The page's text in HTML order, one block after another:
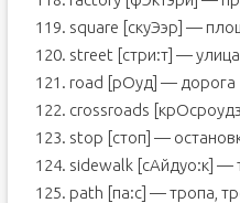
119. square [скуЭэр] —
120. street [стри:т] — улица
121. road [рОуд] — дорога
122. crossroads
123. stop [стоп] —
124. sidewalk [сАйдуо:к] —
125. path [па:с] — тропа,